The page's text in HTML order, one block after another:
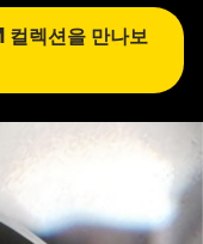
렉션을 만나보